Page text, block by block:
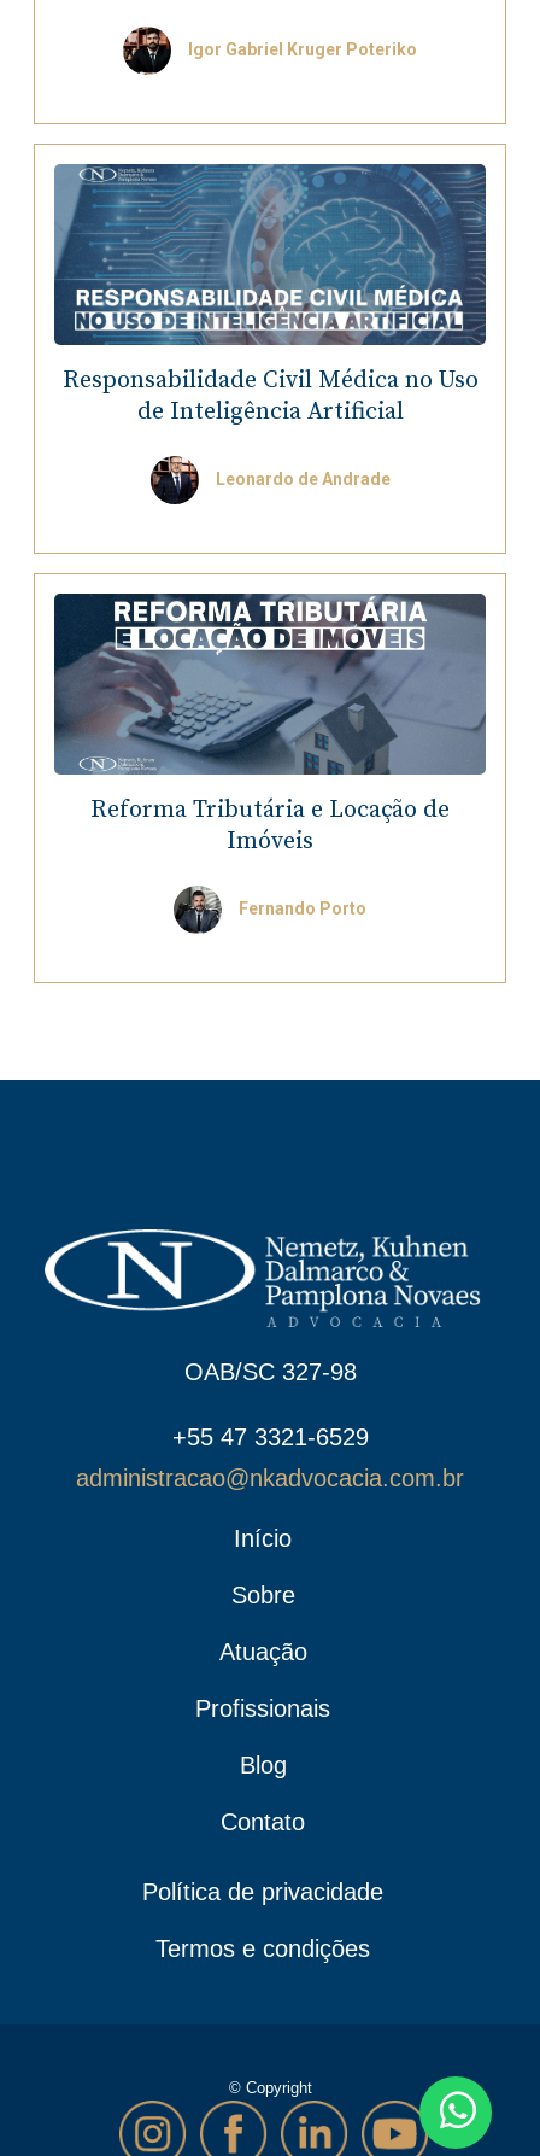
Igor Gabriel Kruger Poteriko
Responsabilidade Civil Médica no Uso
de Inteligência Artificial
Leonardo de Andrade
Reforma Tributária e Locação de
Imóveis
Fernando Porto
OAB/SC 327-98
+55 47 3321-6529
administracao@nkadvocacia.com.br
Início
Sobre
Atuação
Profissionais
Blog
Contato
Política de privacidade
Termos e condições
© Copyright